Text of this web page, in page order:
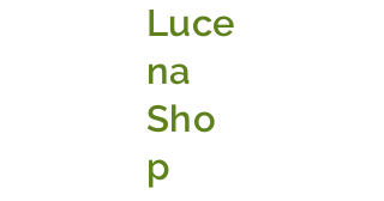
Luce
na
Sho
p